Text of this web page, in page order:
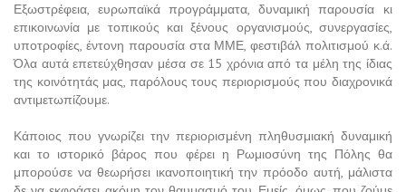
Εξωστρέφεια, ευρωπαϊκά προγράμματα, δυναμική παρουσία κι
επικοινωνία με τοπικούς και ξένους οργανισμούς, συνεργασίες,
υποτροφίες, έντονη παρουσία στα ΜΜΕ, φεστιβάλ πολιτισμού κ.ά.
Όλα αυτά επετεύχθησαν μέσα σε 15 χρόνια από τα μέλη της ίδιας
της κοινότητάς μας, παρόλους τους περιορισμούς που διαχρονικά
αντιμετωπίζουμε.
Κάποιος που γνωρίζει την περιορισμένη πληθυσμιακή δυναμική
και το ιστορικό βάρος που φέρει η Ρωμιοσύνη της Πόλης θα
μπορούσε να θεωρήσει ικανοποιητική την πρόοδο αυτή, μάλιστα